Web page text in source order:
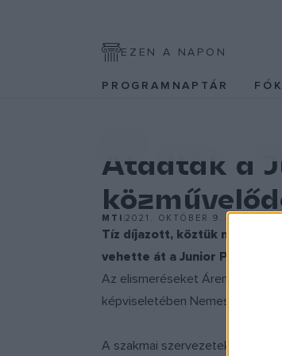
EZEN A NAPON
PROGRAMNAPTÁR
Átadták a
MTI 2021. OKTÓBER 9.
Tíz díjazott, köztük
vehette át a Junior Prima
Az elismeréseket Árendás
képviseletében Nemes Tamás,
A szakmai szervezetek